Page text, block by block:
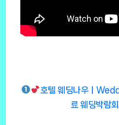
호텔 웨딩나우ㅣ
료 웨딩박람